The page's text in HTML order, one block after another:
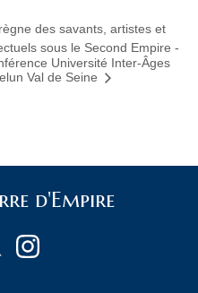
des savants, artistes et
sous le Second Empire -
Université Inter-Âges
Val de Seine
d'Empire